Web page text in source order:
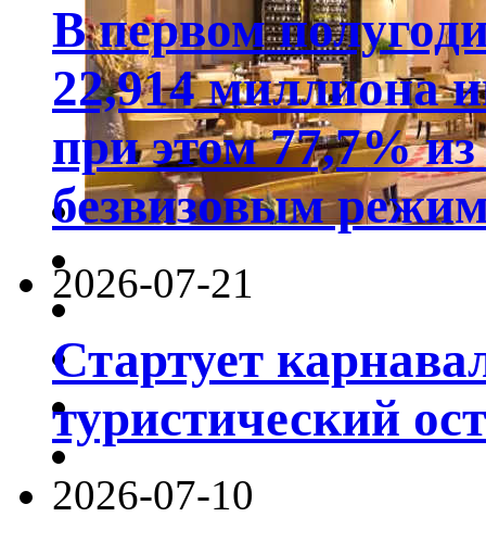
В первом
22,914 миллиона
при этом 77,7%
безвизовым
2026-07-21
Стартует
туристический
2026-07-10